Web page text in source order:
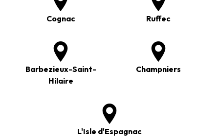
Cognac Ruffec
Barbezieux-Saint-
Hilaire
Champniers
L'Isle d'Espagnac